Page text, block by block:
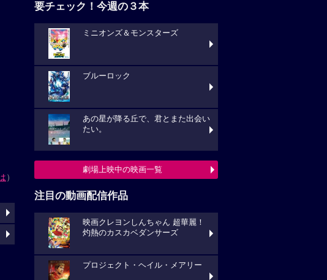
）
要チェック！今週の３本
ミニオンズ＆モンスターズ
ブルーロック
あの星が降る丘で、君とまた出会い
たい。
劇場上映中の映画一覧
注目の動画配信作品
映画クレヨンしんちゃん 超華麗！
灼熱のカスカベダンサーズ
プロジェクト・ヘイル・メアリー